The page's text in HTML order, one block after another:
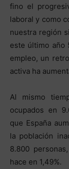
fino el
laboral y como
nuestra región
este último año
empleo, un
activa ha
Al mismo
ocupados en
que España
la población
8.800
hace en 1,49%.